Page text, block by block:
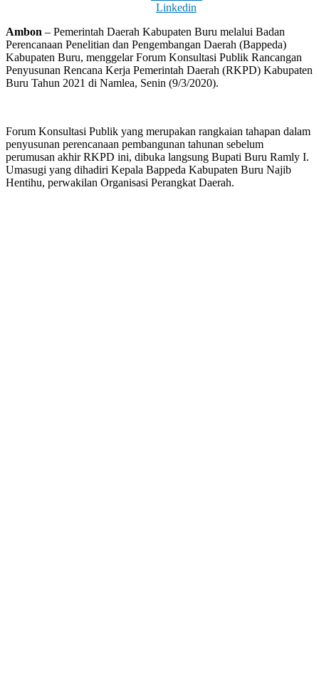
Linkedin
Ambon – Pemerintah Daerah Kabupaten Buru melalui Badan
Perencanaan Penelitian dan Pengembangan Daerah (Bappeda)
Kabupaten Buru, menggelar Forum Konsultasi Publik Rancangan
Penyusunan Rencana Kerja Pemerintah Daerah (RKPD) Kabupaten
Buru Tahun 2021 di Namlea, Senin (9/3/2020).
Forum Konsultasi Publik yang merupakan rangkaian tahapan dalam
penyusunan perencanaan pembangunan tahunan sebelum
perumusan akhir RKPD ini, dibuka langsung Bupati Buru Ramly I.
Umasugi yang dihadiri Kepala Bappeda Kabupaten Buru Najib
Hentihu, perwakilan Organisasi Perangkat Daerah.